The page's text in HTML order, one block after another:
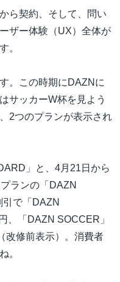
ら契約、そして、問い
ザー体験（UX）全体が
。
。この時期にDAZNに
サッカーW杯を見よう
2つのプランが表示され
」と、4月21日から
ランの「DAZN
で「DAZN
、「DAZN SOCCER」
改修前表示）。消費者
。